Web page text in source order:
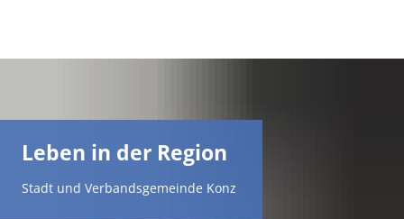
Leben in der Region
Stadt und Verbandsgemeinde Konz